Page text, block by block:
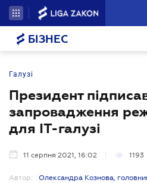
БІЗНЕС
Галузі
Президент
запровадження
для IT-галузі
11 серпня 2021, 16:02 1193
Автор: Олександра Кознова,